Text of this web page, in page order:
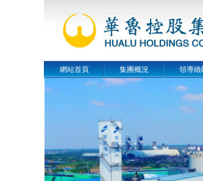
網站首頁 集團概況 領導緻